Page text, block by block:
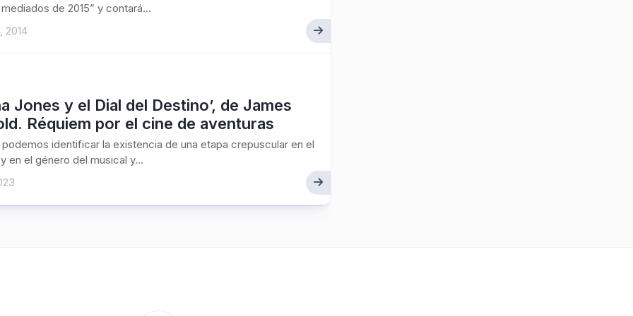
de 2015” y contará...
2014
Jones y el Dial del Destino’, de James
Réquiem por el cine de aventuras
identificar la existencia de una etapa crepuscular en el
en el género del musical y...